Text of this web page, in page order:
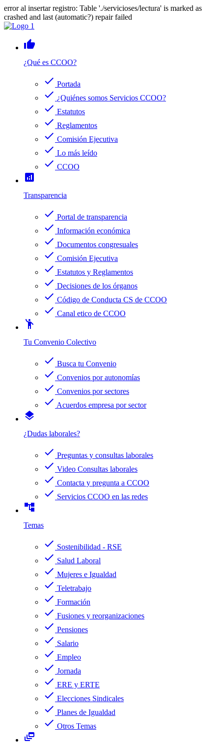
error al insertar registro: Table './servicioses/lectura' is marked as
crashed and last (automatic?) repair failed
thumb_up
¿Qué es CCOO?
check Portada
check ¿Quiénes somos Servicios CCOO?
check Estatutos
check Reglamentos
check Comisión Ejecutiva
check Lo más leído
check CCOO
analytics
Transparencia
check Portal de transparencia
check Información económica
check Documentos congresuales
check Comisión Ejecutiva
check Estatutos y Reglamentos
check Decisiones de los órganos
check Código de Conducta CS de CCOO
check Canal etico de CCOO
emoji_people
Tu Convenio Colectivo
check Busca tu Convenio
check Convenios por autonomías
check Convenios por sectores
check Acuerdos empresa por sector
layers
¿Dudas laborales?
check Preguntas y consultas laborales
check Video Consultas laborales
check Contacta y pregunta a CCOO
check Servicios CCOO en las redes
account_tree
Temas
check Sostenibilidad - RSE
check Salud Laboral
check Mujeres e Igualdad
check Teletrabajo
check Formación
check Fusiones y reorganizaciones
check Pensiones
check Salario
check Empleo
check Jornada
check ERE y ERTE
check Elecciones Sindicales
check Planes de Igualdad
check Otros Temas
dynamic_feed